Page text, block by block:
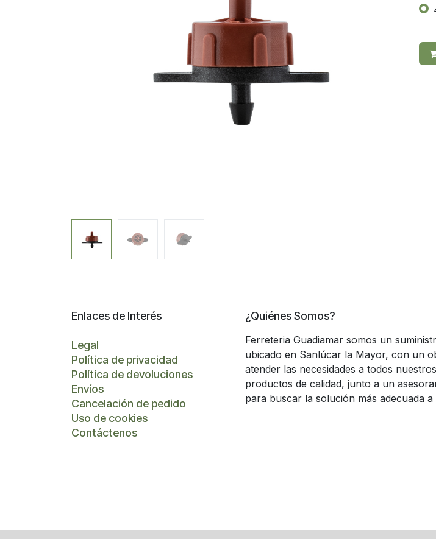
Enlaces de Interés
Legal
Política de privacidad
Política de devoluciones
Envíos
Cancelación de pedido
Uso de cookies
Contáctenos
¿Quiénes Somos?
Ferreteria Guadiamar somos un
ubicado en Sanlúcar la Mayor, con un
atender las necesidades a todos
productos de calidad, junto a un
para buscar la solución más adecuada